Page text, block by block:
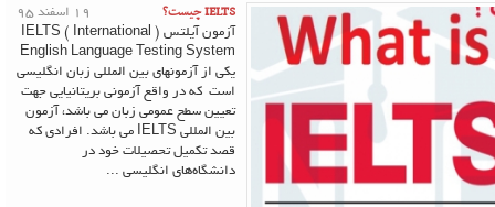
IELTS چیست؟
19 اسفند 95
آزمون آیلتس ( IELTS ( International
English Language Testing System
یکی از آزمونهای بین المللی زبان انگلیسی
است که در واقع آزمونی بریتانیایی جهت
تعیین سطح عمومی زبان می باشد، آزمون
بین المللی IELTS می باشد. افرادی که
قصد تکمیل تحصیلات خود در
دانشگاه‌های انگلیسی ...